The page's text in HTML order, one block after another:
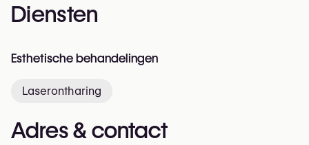
Diensten
Esthetische behandelingen
Laserontharing
Adres & contact